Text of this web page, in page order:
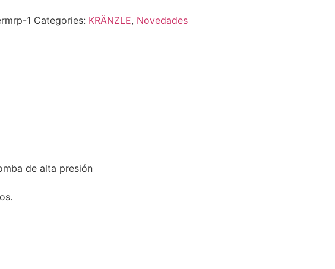
1 Categories: KRÄNZLE, Novedades
de alta presión